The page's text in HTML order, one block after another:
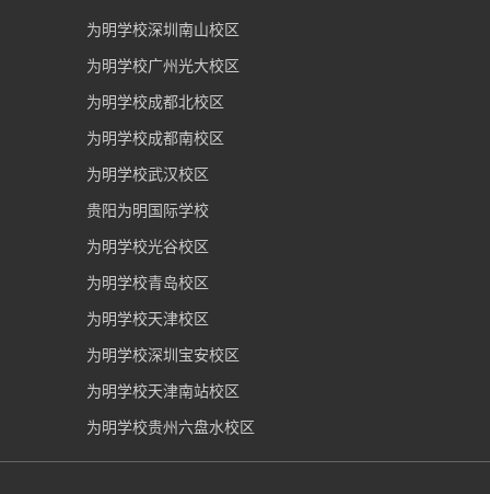
为明学校深圳南山校区
为明学校广州光大校区
为明学校成都北校区
为明学校成都南校区
为明学校武汉校区
贵阳为明国际学校
为明学校光谷校区
为明学校青岛校区
为明学校天津校区
为明学校深圳宝安校区
为明学校天津南站校区
为明学校贵州六盘水校区